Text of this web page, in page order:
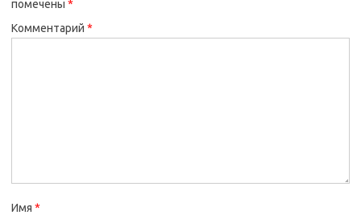
помечены *
Комментарий *
Имя *